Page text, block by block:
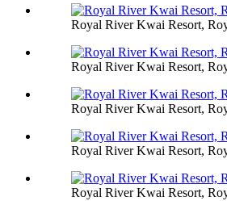
Royal River Kwai Resort,
Royal River Kwai Resort,
Royal River Kwai Resort,
Royal River Kwai Resort,
Royal River Kwai Resort,